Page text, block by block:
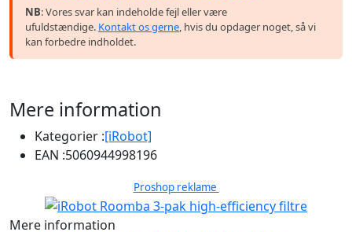
NB: Vores svar kan indeholde fejl eller være
ufuldstændige. Kontakt os gerne, hvis du opdager noget, så vi
kan forbedre indholdet.
Mere information
Kategorier :[iRobot]
EAN :5060944998196
Proshop reklame
Mere information